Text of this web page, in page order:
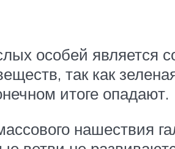
особей является
так как
итоге опадают.
нашествия